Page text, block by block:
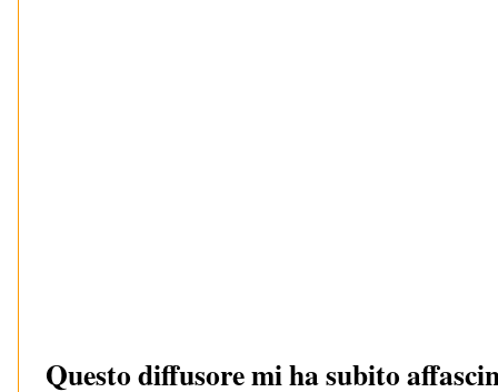
Questo diffusore mi ha subito